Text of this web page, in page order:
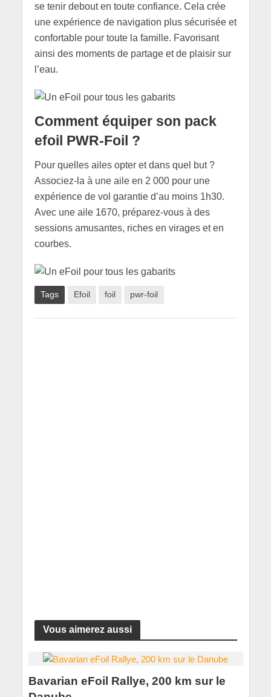
se tenir debout en toute confiance. Cela crée
une expérience de navigation plus sécurisée et
confortable pour toute la famille. Favorisant
ainsi des moments de partage et de plaisir sur
l’eau.
Comment équiper son pack
efoil PWR-Foil ?
Pour quelles ailes opter et dans quel but ?
Associez-la à une aile en 2 000 pour une
expérience de vol garantie d’au moins 1h30.
Avec une aile 1670, préparez-vous à des
sessions amusantes, riches en virages et en
courbes.
Tags Efoil foil pwr-foil
Vous aimerez aussi
Bavarian eFoil Rallye, 200 km sur le